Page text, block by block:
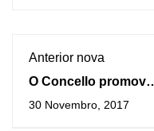
Anterior nova
O Concello promove
un novo curso
30 Novembro, 2017